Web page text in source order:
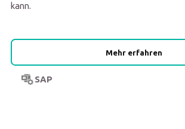
kann.
Mehr erfahren
SAP